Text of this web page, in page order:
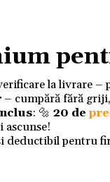
la livrare –
– cumpără fără
: 🔩 20 de
ascunse!
deductibil pentru